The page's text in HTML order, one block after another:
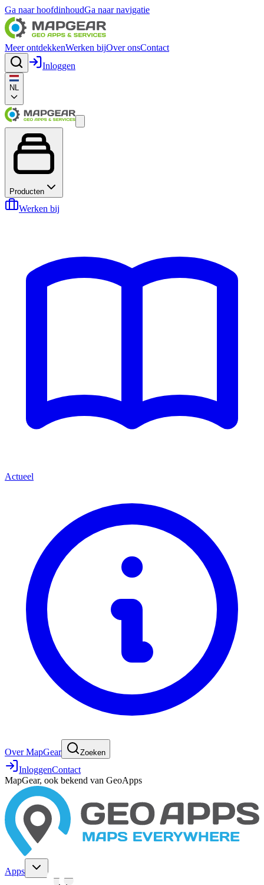
Ga naar hoofdinhoudGa naar navigatie
Meer ontdekkenWerken bijOver onsContact
Inloggen
NL
Producten
Werken bij
Actueel
Over MapGear Zoeken
InloggenContact
MapGear, ook bekend van GeoApps
Apps